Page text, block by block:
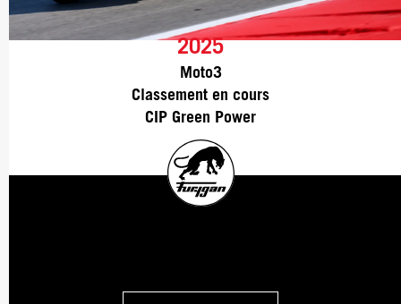
2025
Moto3
Classement en cours
CIP Green Power
2024
Moto3
20ème au classement général
Mlav Racing